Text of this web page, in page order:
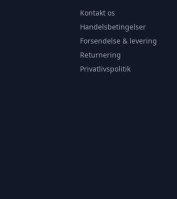
Kontakt os
Handelsbetingelser
Forsendelse & levering
Returnering
Privatlivspolitik